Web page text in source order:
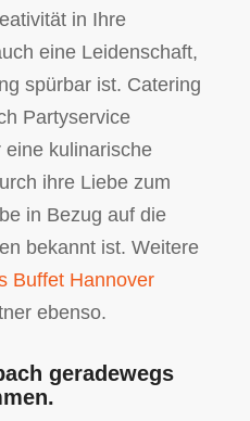
in Ihre
eine Leidenschaft,
spürbar ist. Catering
Partyservice
kulinarische
ihre Liebe zum
in Bezug auf die
bekannt ist. Weitere
Buffet Hannover
ebenso.
geradewegs